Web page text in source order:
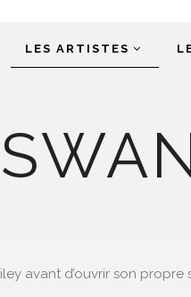
LES ARTISTES
avant d’ouvrir son